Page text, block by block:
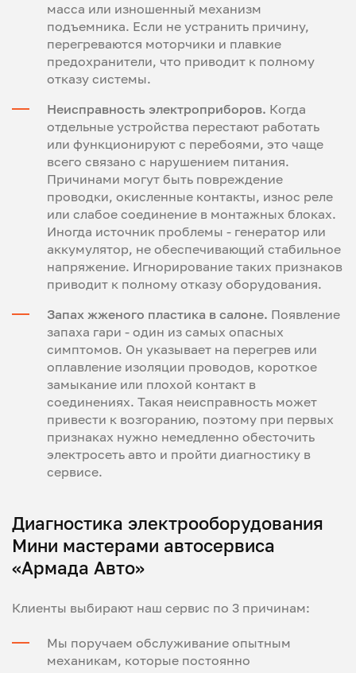
масса или изношенный механизм
подъемника. Если не устранить причину,
перегреваются моторчики и плавкие
предохранители, что приводит к полному
отказу системы.
Неисправность электроприборов. Когда
отдельные устройства перестают работать
или функционируют с перебоями, это чаще
всего связано с нарушением питания.
Причинами могут быть повреждение
проводки, окисленные контакты, износ реле
или слабое соединение в монтажных блоках.
Иногда источник проблемы - генератор или
аккумулятор, не обеспечивающий стабильное
напряжение. Игнорирование таких признаков
приводит к полному отказу оборудования.
Запах жженого пластика в салоне. Появление
запаха гари - один из самых опасных
симптомов. Он указывает на перегрев или
оплавление изоляции проводов, короткое
замыкание или плохой контакт в
соединениях. Такая неисправность может
привести к возгоранию, поэтому при первых
признаках нужно немедленно обесточить
электросеть авто и пройти диагностику в
сервисе.
Диагностика электрооборудования
Мини мастерами автосервиса
«Армада Авто»
Клиенты выбирают наш сервис по 3 причинам:
Мы поручаем обслуживание опытным
механикам, которые постоянно